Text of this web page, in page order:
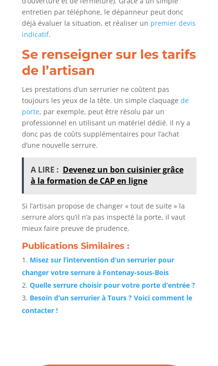
entretien par téléphone, le dépanneur peut donc
déjà évaluer la situation, et réaliser un premier devis
indicatif.
Se renseigner sur les tarifs
de l’artisan
Les prestations d’un serrurier ne coûtent pas
toujours les yeux de la tête. Un simple claquage de
porte, par exemple, peut être résolu par un
professionnel en utilisant un matériel dédié. Il n’y a
donc pas de coûts supplémentaires pour l’achat
d’une nouvelle serrure.
A LIRE : Devenez un bon cuisinier grâce
à la formation de CAP en ligne
Si l’artisan propose de changer « tout de suite » la
serrure alors qu’il n’a pas inspecté la porte, il vaut
mieux faire preuve de prudence.
Publications Similaires :
Misez sur l’intervention d’un serrurier pour
changer votre serrure à Fontenay-sous-Bois
Quelle serrure choisir pour votre porte d’entrée ?
Besoin d’un serrurier à Tours ? Voici comment le
contacter !